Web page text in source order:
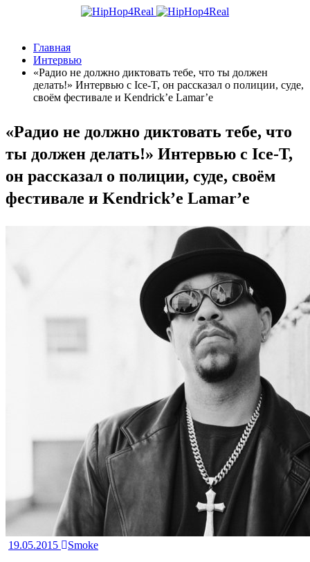
Главная
Интервью
«Радио не должно диктовать тебе, что ты должен
делать!» Интервью с Ice-T, он рассказал о полиции, суде,
своём фестивале и Kendrick’е Lamar’е
«Радио не должно диктовать тебе, что
ты должен делать!» Интервью с Ice-T,
он рассказал о полиции, суде, своём
фестивале и Kendrick’е Lamar’е
19.05.2015
Smoke